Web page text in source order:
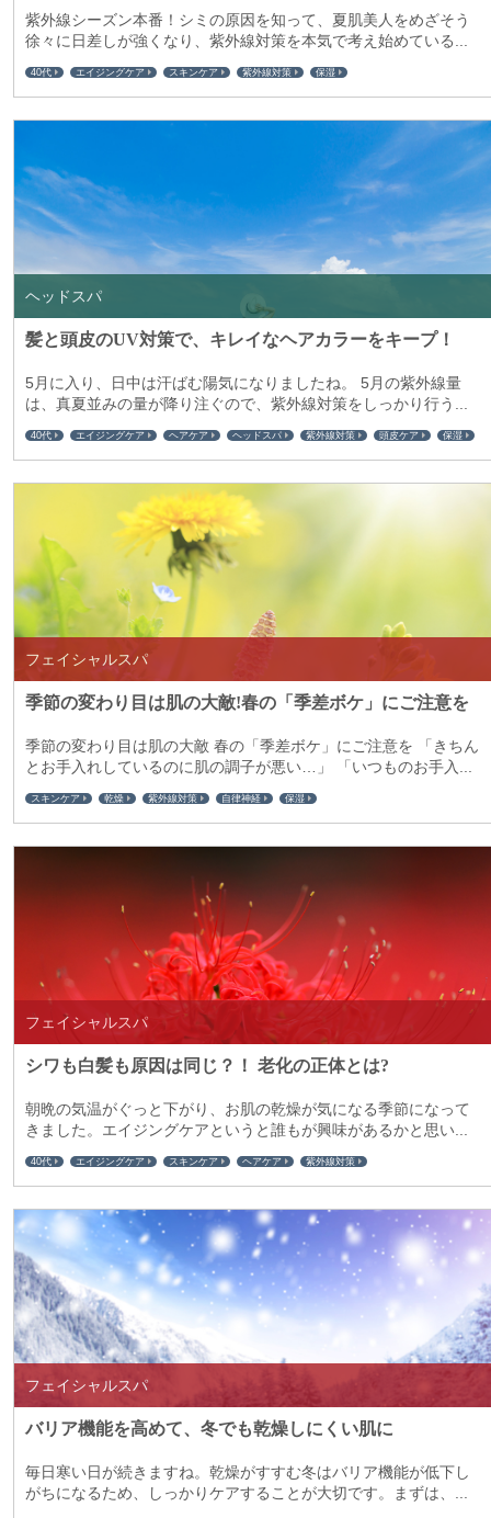
紫外線シーズン本番！シミの原因を知って、夏肌美人をめざそう
徐々に日差しが強くなり、紫外線対策を本気で考え始めている...
40代 エイジングケア スキンケア 紫外線対策 保湿
ヘッドスパ
髪と頭皮のUV対策で、キレイなヘアカラーをキープ！
5月に入り、日中は汗ばむ陽気になりましたね。 5月の紫外線量
は、真夏並みの量が降り注ぐので、紫外線対策をしっかり行う...
40代 エイジングケア ヘアケア ヘッドスパ 紫外線対策 頭皮ケア 保湿
フェイシャルスパ
季節の変わり目は肌の大敵!春の「季差ボケ」にご注意を
季節の変わり目は肌の大敵 春の「季差ボケ」にご注意を 「きちん
とお手入れしているのに肌の調子が悪い…」 「いつものお手入...
スキンケア 乾燥 紫外線対策 自律神経 保湿
フェイシャルスパ
シワも白髪も原因は同じ？！ 老化の正体とは?
朝晩の気温がぐっと下がり、お肌の乾燥が気になる季節になって
きました。エイジングケアというと誰もが興味があるかと思い...
40代 エイジングケア スキンケア ヘアケア 紫外線対策
フェイシャルスパ
バリア機能を高めて、冬でも乾燥しにくい肌に
毎日寒い日が続きますね。乾燥がすすむ冬はバリア機能が低下し
がちになるため、しっかりケアすることが大切です。まずは、...